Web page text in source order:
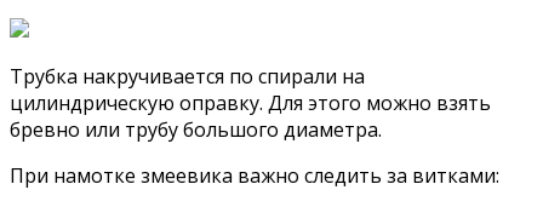
Трубка накручивается по спирали на
цилиндрическую оправку. Для этого можно взять
бревно или трубу большого диаметра.
При намотке змеевика важно следить за витками: